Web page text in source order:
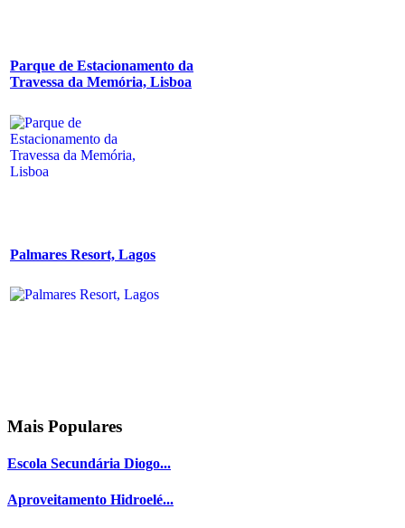
Parque de Estacionamento da
Travessa da Memória, Lisboa
Palmares Resort, Lagos
Mais Populares
Escola Secundária Diogo...
Aproveitamento Hidroelé...